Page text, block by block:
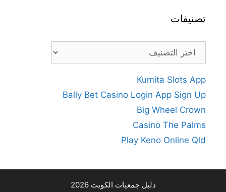
تصنيفات
تصنيفات
Kumita Slots App
Bally Bet Casino Login App Sign Up
Big Wheel Crown
Casino The Palms
Play Keno Online Qld
دليل جمعيات الكويت 2026